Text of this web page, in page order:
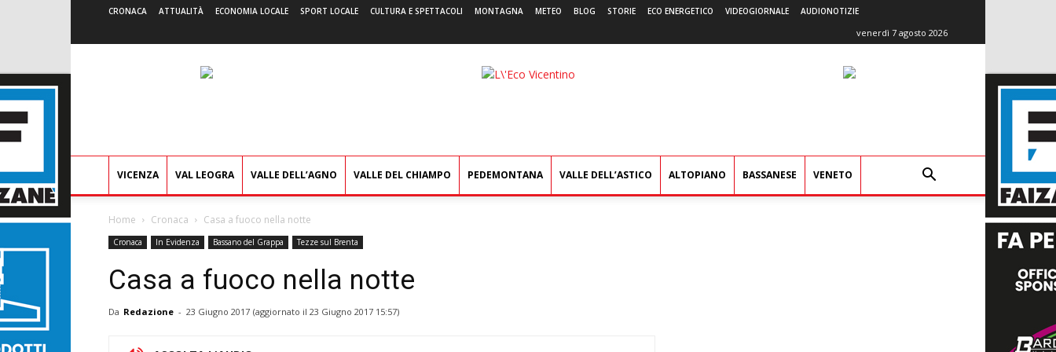
CRONACA ATTUALITÀ ECONOMIA LOCALE SPORT LOCALE CULTURA E SPETTACOLI MONTAGNA METEO BLOG STORIE ECO ENERGETICO VIDEOGIORNALE AUDIONOTIZIE
venerdì 7 agosto 2026
L'Eco
VICENZA VAL LEOGRA VALLE DELL’AGNO VALLE DEL CHIAMPO PEDEMONTANA VALLE DELL’ASTICO ALTOPIANO BASSANESE VENETO
Home Cronaca Casa a fuoco nella notte
Cronaca In Evidenza Bassano del Grappa Tezze sul Brenta
Casa a fuoco nella notte
Da Redazione - 23 Giugno 2017 (aggiornato il 23 Giugno 2017 15:57)